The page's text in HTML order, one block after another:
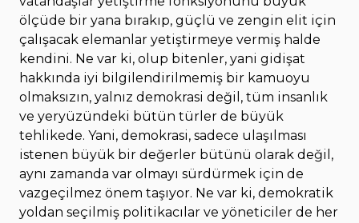
ölçüde bir yana bırakıp, güçlü ve zengin elit için
çalışacak elemanlar yetiştirmeye vermiş halde
kendini. Ne var ki, olup bitenler, yani gidişat
hakkında iyi bilgilendirilmemiş bir kamuoyu
olmaksızın, yalnız demokrasi değil, tüm insanlık
ve yeryüzündeki bütün türler de büyük
tehlikede. Yani, demokrasi, sadece ulaşılması
istenen büyük bir değerler bütünü olarak değil,
aynı zamanda var olmayı sürdürmek için de
vazgeçilmez önem taşıyor. Ne var ki, demokratik
yoldan seçilmiş politikacılar ve yöneticiler de her